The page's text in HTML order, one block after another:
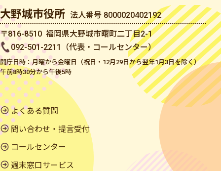
大野城市役所 法人番号 8000020402192
〒816-8510 福岡県大野城市曙町二丁目2-1
092-501-2211（代表・コールセンター）
開庁日時：月曜から金曜日（祝日・12月29日から翌年1月3日を除く）
午前8時30分から午後5時
よくある質問
問い合わせ・提言受付
コールセンター
週末窓口サービス